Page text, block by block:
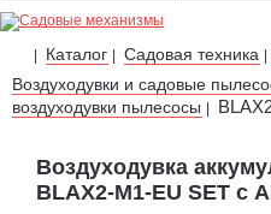
| Каталог | Садовая техника |
Воздуходувки и садовые
воздуходувки пылесосы |
Воздуходувка
BLAX2-M1-EU SET с